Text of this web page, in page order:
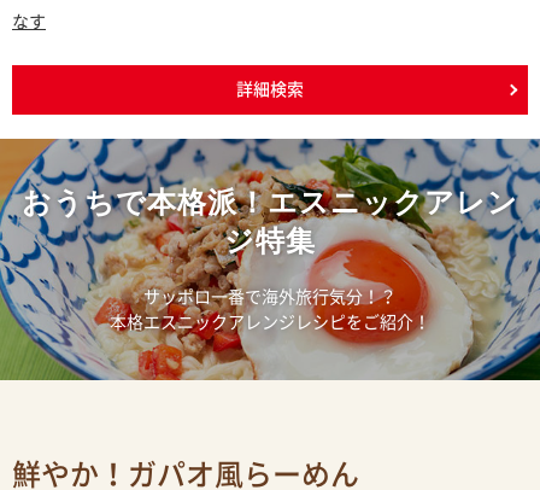
なす
詳細検索
おうちで本格派！エスニックアレン
ジ特集
サッポロ一番で海外旅行気分！？
本格エスニックアレンジレシピをご紹介！
鮮やか！ガパオ風らーめん